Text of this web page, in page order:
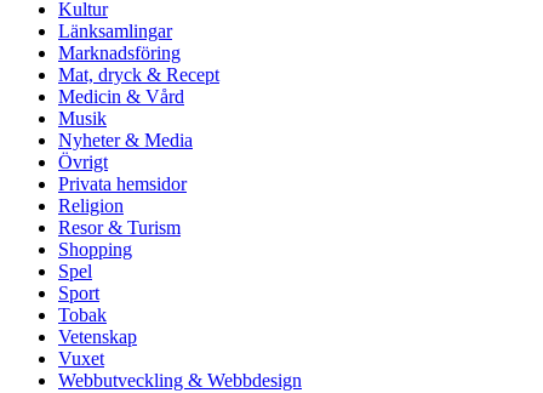
Kultur
Länksamlingar
Marknadsföring
Mat, dryck & Recept
Medicin & Vård
Musik
Nyheter & Media
Övrigt
Privata hemsidor
Religion
Resor & Turism
Shopping
Spel
Sport
Tobak
Vetenskap
Vuxet
Webbutveckling & Webbdesign